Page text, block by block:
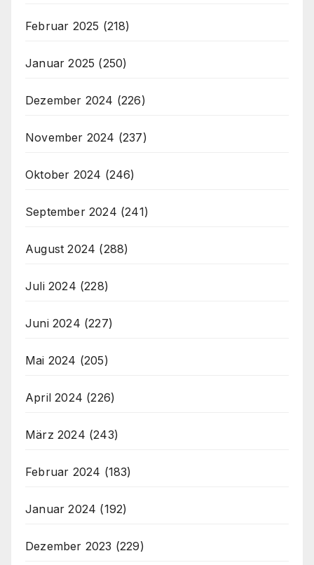
Februar 2025 (218)
Januar 2025 (250)
Dezember 2024 (226)
November 2024 (237)
Oktober 2024 (246)
September 2024 (241)
August 2024 (288)
Juli 2024 (228)
Juni 2024 (227)
Mai 2024 (205)
April 2024 (226)
März 2024 (243)
Februar 2024 (183)
Januar 2024 (192)
Dezember 2023 (229)